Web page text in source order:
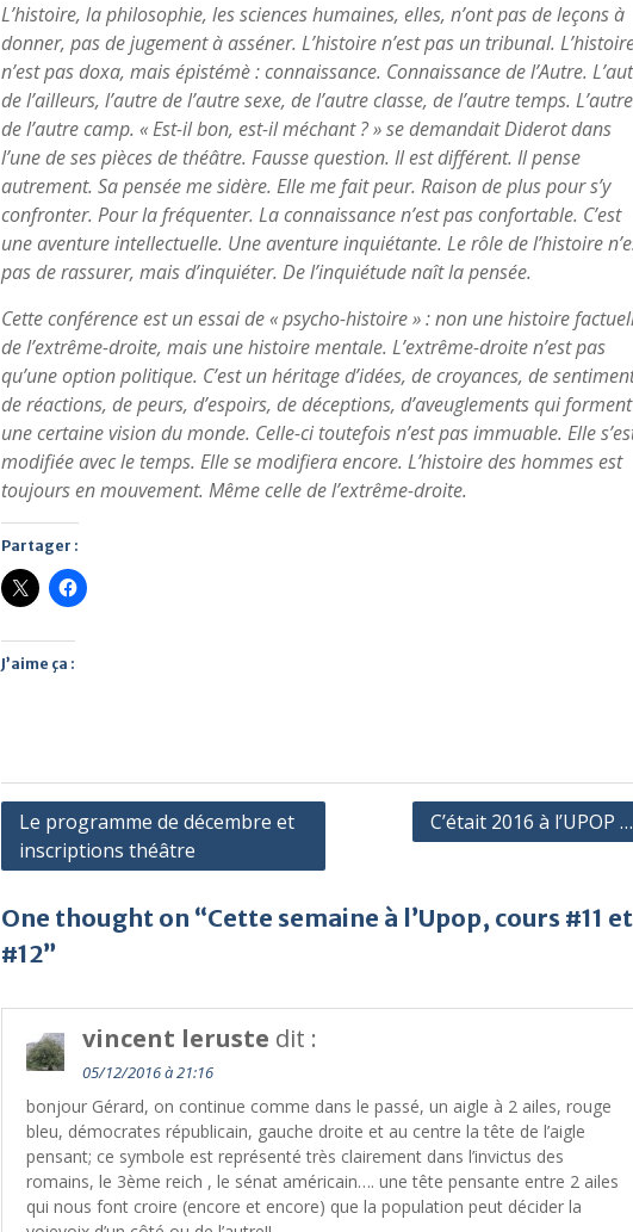
L’histoire, la philosophie, les sciences humaines, elles, n’ont pas de leçons à
donner, pas de jugement à asséner. L’histoire n’est pas un tribunal.
n’est pas doxa, mais épistémè : connaissance. Connaissance de l’Autre.
de l’ailleurs, l’autre de l’autre sexe, de l’autre classe, de l’autre temps. L’autre
de l’autre camp. « Est-il bon, est-il méchant ? » se demandait Diderot dans
l’une de ses pièces de théâtre. Fausse question. Il est différent. Il pense
autrement. Sa pensée me sidère. Elle me fait peur. Raison de plus pour s’y
confronter. Pour la fréquenter. La connaissance n’est pas confortable. C’est
une aventure intellectuelle. Une aventure inquiétante. Le rôle de l’histoire
pas de rassurer, mais d’inquiéter. De l’inquiétude naît la pensée.
Cette conférence est un essai de « psycho-histoire » : non une histoire
de l’extrême-droite, mais une histoire mentale. L’extrême-droite n’est pas
qu’une option politique. C’est un héritage d’idées, de croyances, de
de réactions, de peurs, d’espoirs, de déceptions, d’aveuglements qui forment
une certaine vision du monde. Celle-ci toutefois n’est pas immuable. Elle
modifiée avec le temps. Elle se modifiera encore. L’histoire des hommes est
toujours en mouvement. Même celle de l’extrême-droite.
Partager :
J’aime ça :
Navigation
de
Le programme de décembre et
inscriptions théâtre
C’était 2016 à l’UPOP …
One thought on “Cette semaine à l’Upop, cours #11 et
#12”
vincent leruste dit :
05/12/2016 à 21:16
bonjour Gérard, on continue comme dans le passé, un aigle à 2 ailes, rouge
bleu, démocrates républicain, gauche droite et au centre la tête de l’aigle
pensant; ce symbole est représenté très clairement dans l’invictus des
romains, le 3ème reich , le sénat américain…. une tête pensante entre 2 ailes
qui nous font croire (encore et encore) que la population peut décider la